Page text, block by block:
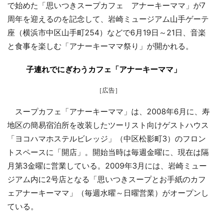
で始めた「思いつきスープカフェ アナーキーママ」が7
周年を迎えるのを記念して、岩崎ミュージアム山手ゲーテ
座（横浜市中区山手町254）などで6月19日～21日、音楽
と食事を楽しむ「アナーキーママ祭り」が開かれる。
子連れでにぎわうカフェ「アナーキーママ」
［広告］
スープカフェ「アナーキーママ」は、2008年6月に、寿
地区の簡易宿泊所を改装したツーリスト向けゲストハウス
「ヨコハマホステルビレッジ」（中区松影町3）のフロン
トスペースに「開店」。開始当時は毎週金曜に、現在は隔
月第3金曜に営業している。2009年3月には、岩崎ミュー
ジアム内に2号店となる「思いつきスープとお手紙のカフ
ェアナーキーママ」（毎週水曜～日曜営業）がオープンし
ている。